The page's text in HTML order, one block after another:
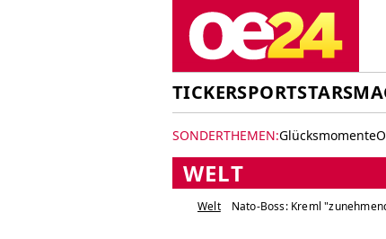
TICKERSPORTSTARS
SONDERTHEMEN:Glücksmomente
WELT
Welt Nato-Boss: Kreml